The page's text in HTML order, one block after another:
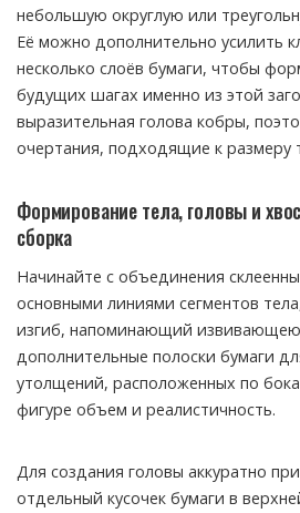
небольшую округлую или
Её можно дополнительно усилить
несколько слоёв бумаги, чтобы
будущих шагах именно из этой
выразительная голова кобры,
очертания, подходящие к размеру
Формирование тела, головы и
сборка
Начинайте с объединения
основными линиями сегментов
изгиб, напоминающий
дополнительные полоски бумаги
утолщений, расположенных по
фигуре объем и реалистичность.
Для создания головы аккуратно
отдельный кусочек бумаги в